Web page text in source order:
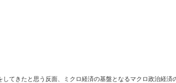
てきたと思う反面、ミクロ経済の基盤となるマクロ政治経済